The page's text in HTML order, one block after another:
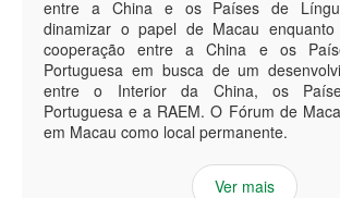
entre a China e os Países de
dinamizar o papel de Macau
cooperação entre a China e os
Portuguesa em busca de um
entre o Interior da China, os
Portuguesa e a RAEM. O Fórum de
em Macau como local permanente.
Ver mais